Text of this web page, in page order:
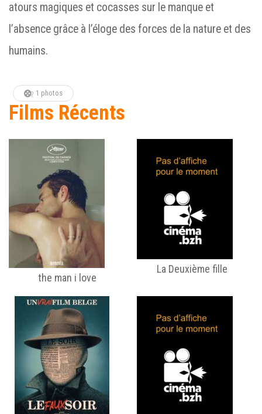
atours magiques et cocasses sur le manque et
l’absence grâce à l’éloge des forces de la nature et des
humains.
1 photos
Films Récents
the man i love
La Deuxième fille